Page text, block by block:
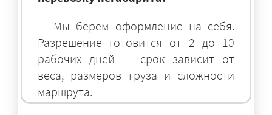
— Мы берём оформление на себя.
Разрешение готовится от 2 до 10
рабочих дней — срок зависит от
веса, размеров груза и сложности
маршрута.